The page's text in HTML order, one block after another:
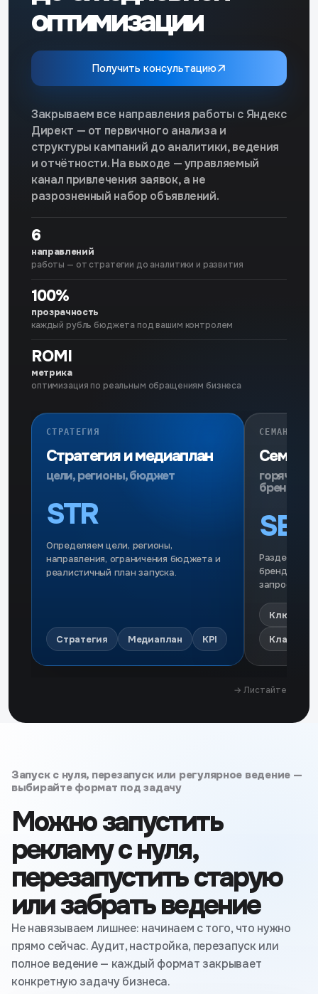
оптимизации
Получить консультацию
Закрываем все направления работы с Яндекс
Директ — от первичного анализа и
структуры кампаний до аналитики, ведения
и отчётности. На выходе — управляемый
канал привлечения заявок, а не
разрозненный набор объявлений.
6
направлений
работы — от стратегии до аналитики и развития
100%
прозрачность
каждый рубль бюджета под вашим контролем
ROMI
метрика
оптимизация по реальным обращениям бизнеса
СТРАТЕГИЯ
Стратегия и медиаплан
цели, регионы, бюджет
STR
Определяем цели, регионы,
направления, ограничения бюджета и
реалистичный план запуска.
Стратегия Медиаплан KPI
СЕМАНТИКА
горячие,
SEM
Разделяем
брендовые
запросы.
Ключи
→ Листайте
Запуск с нуля, перезапуск или регулярное ведение —
выбирайте формат под задачу
Можно запустить
рекламу с нуля,
перезапустить старую
или забрать ведение
Не навязываем лишнее: начинаем с того, что нужно
прямо сейчас. Аудит, настройка, перезапуск или
полное ведение — каждый формат закрывает
конкретную задачу бизнеса.